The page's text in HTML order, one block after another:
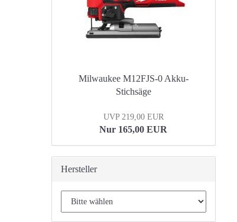
Milwaukee M12FJS-0 Akku-
Stichsäge
UVP 219,00 EUR
Nur 165,00 EUR
Hersteller